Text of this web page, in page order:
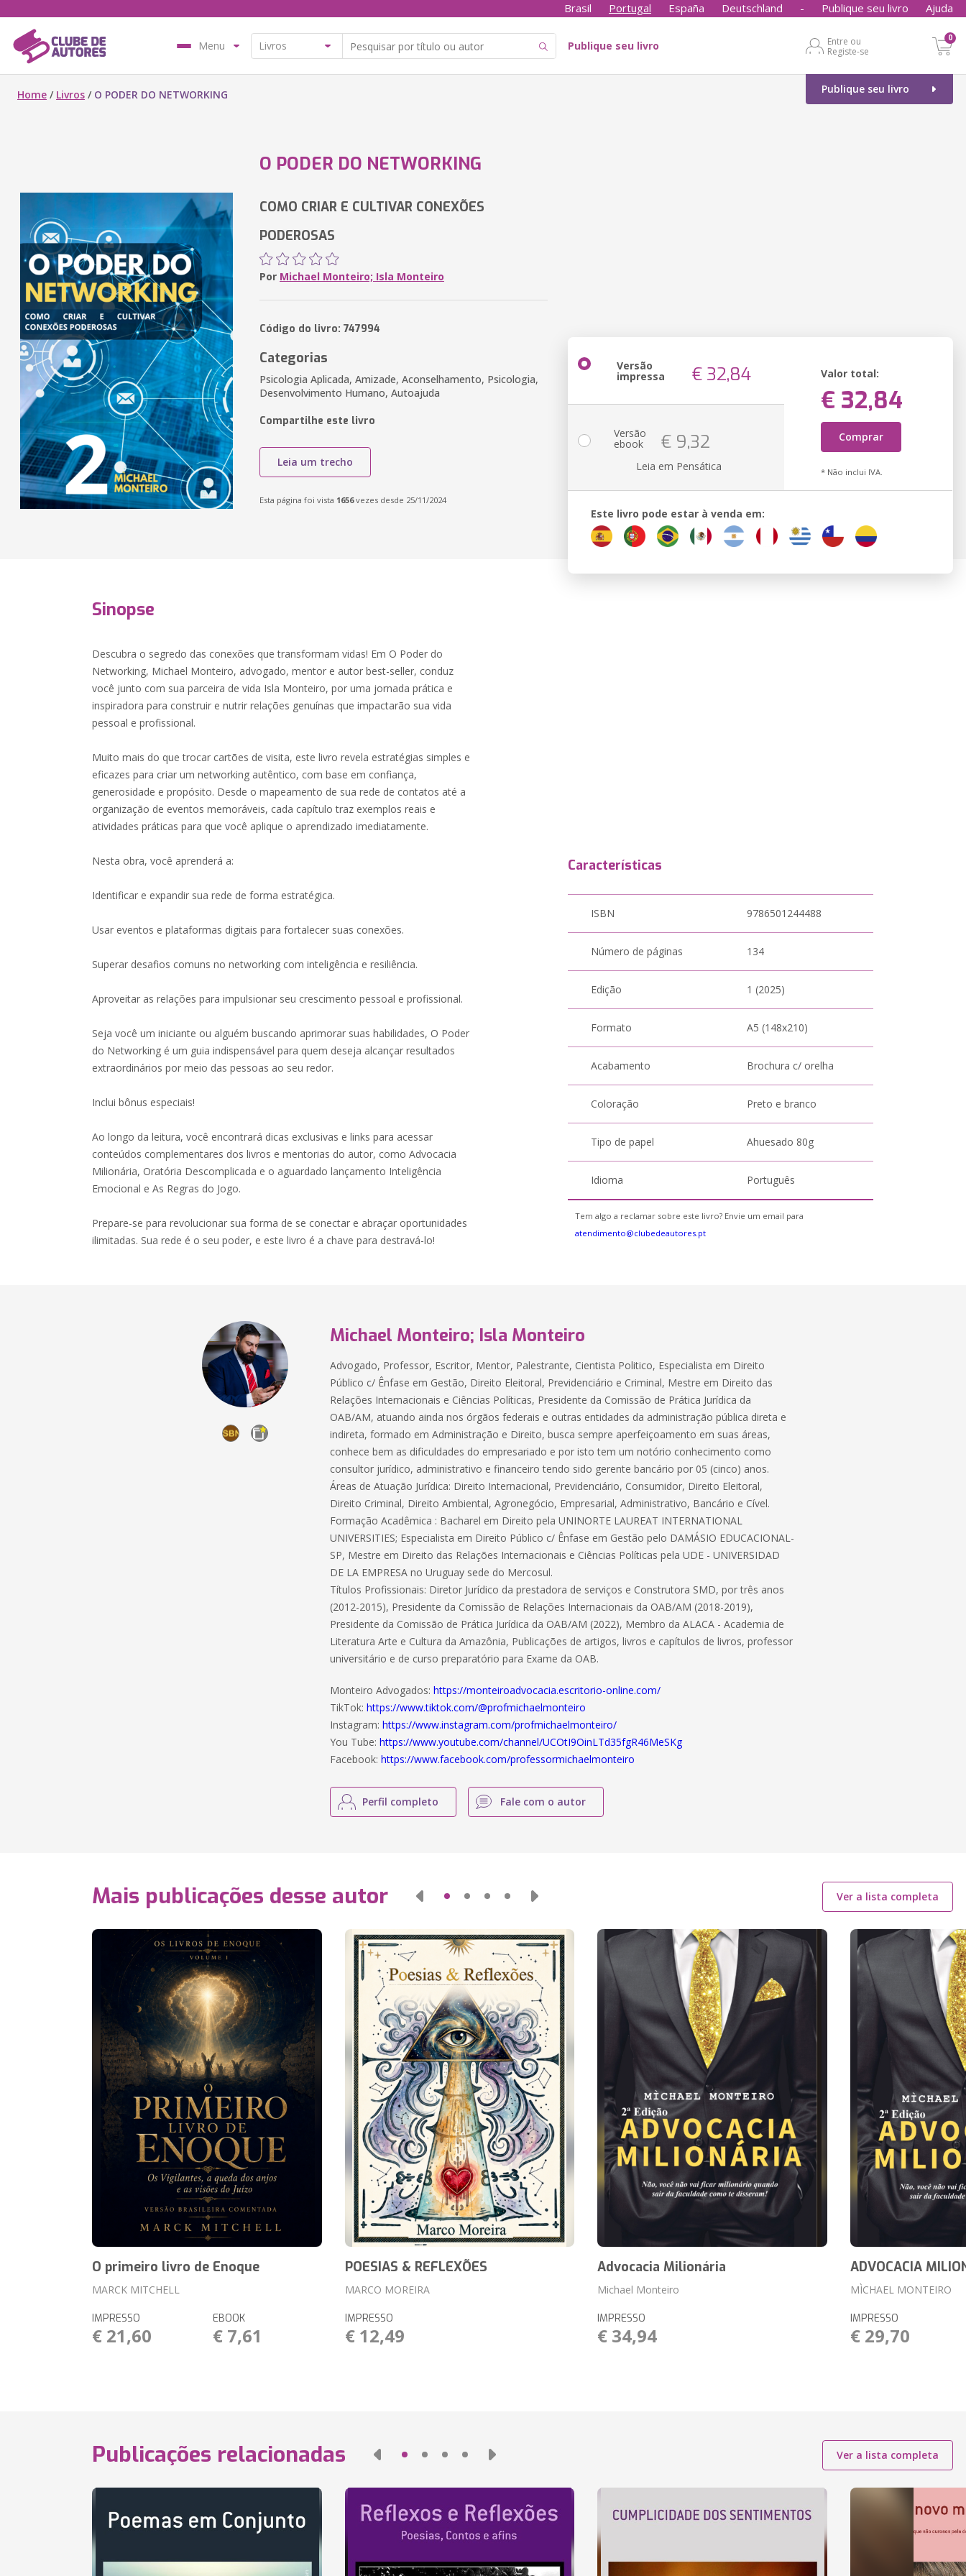
Brasil Portugal España Deutschland - Publique seu livro Ajuda
Menu Publique seu livro
Entre ou
Registe-se
0
Publique seu livro
Home / Livros / O PODER DO NETWORKING
O PODER DO NETWORKING
COMO CRIAR E CULTIVAR CONEXÕES
PODEROSAS
Por Michael Monteiro; Isla Monteiro
Código do livro: 747994
Categorias
Psicologia Aplicada, Amizade, Aconselhamento, Psicologia,
Desenvolvimento Humano, Autoajuda
Compartilhe este livro
Leia um trecho
Esta página foi vista 1656vezes desde 25/11/2024
Versão
impressa € 32,84 Valor total:
€ 32,84
Comprar
* Não inclui IVA.
Versão
ebook € 9,32
Leia em Pensática
Este livro pode estar à venda em:
Sinopse
Descubra o segredo das conexões que transformam vidas! Em O Poder do
Networking, Michael Monteiro, advogado, mentor e autor best-seller, conduz
você junto com sua parceira de vida Isla Monteiro, por uma jornada prática e
inspiradora para construir e nutrir relações genuínas que impactarão sua vida
pessoal e profissional.
Muito mais do que trocar cartões de visita, este livro revela estratégias simples e
eficazes para criar um networking autêntico, com base em confiança,
generosidade e propósito. Desde o mapeamento de sua rede de contatos até a
organização de eventos memoráveis, cada capítulo traz exemplos reais e
atividades práticas para que você aplique o aprendizado imediatamente.
Nesta obra, você aprenderá a:
Identificar e expandir sua rede de forma estratégica.
Usar eventos e plataformas digitais para fortalecer suas conexões.
Superar desafios comuns no networking com inteligência e resiliência.
Aproveitar as relações para impulsionar seu crescimento pessoal e profissional.
Seja você um iniciante ou alguém buscando aprimorar suas habilidades, O Poder
do Networking é um guia indispensável para quem deseja alcançar resultados
extraordinários por meio das pessoas ao seu redor.
Inclui bônus especiais!
Ao longo da leitura, você encontrará dicas exclusivas e links para acessar
conteúdos complementares dos livros e mentorias do autor, como Advocacia
Milionária, Oratória Descomplicada e o aguardado lançamento Inteligência
Emocional e As Regras do Jogo.
Prepare-se para revolucionar sua forma de se conectar e abraçar oportunidades
ilimitadas. Sua rede é o seu poder, e este livro é a chave para destravá-lo!
Características
ISBN 9786501244488
Número de páginas 134
Edição 1 (2025)
Formato A5 (148x210)
Acabamento Brochura c/ orelha
Coloração Preto e branco
Tipo de papel Ahuesado 80g
Idioma Português
Tem algo a reclamar sobre este livro? Envie um email para
atendimento@clubedeautores.pt
Michael Monteiro; Isla Monteiro
Advogado, Professor, Escritor, Mentor, Palestrante, Cientista Politico, Especialista em Direito
Público c/ Ênfase em Gestão, Direito Eleitoral, Previdenciário e Criminal, Mestre em Direito das
Relações Internacionais e Ciências Políticas, Presidente da Comissão de Prática Jurídica da
OAB/AM, atuando ainda nos órgãos federais e outras entidades da administração pública direta e
indireta, formado em Administração e Direito, busca sempre aperfeiçoamento em suas áreas,
conhece bem as dificuldades do empresariado e por isto tem um notório conhecimento como
consultor jurídico, administrativo e financeiro tendo sido gerente bancário por 05 (cinco) anos.
Áreas de Atuação Jurídica: Direito Internacional, Previdenciário, Consumidor, Direito Eleitoral,
Direito Criminal, Direito Ambiental, Agronegócio, Empresarial, Administrativo, Bancário e Cível.
Formação Acadêmica : Bacharel em Direito pela UNINORTE LAUREAT INTERNATIONAL
UNIVERSITIES; Especialista em Direito Público c/ Ênfase em Gestão pelo DAMÁSIO EDUCACIONAL-
SP, Mestre em Direito das Relações Internacionais e Ciências Políticas pela UDE - UNIVERSIDAD
DE LA EMPRESA no Uruguay sede do Mercosul.
Títulos Profissionais: Diretor Jurídico da prestadora de serviços e Construtora SMD, por três anos
(2012-2015), Presidente da Comissão de Relações Internacionais da OAB/AM (2018-2019),
Presidente da Comissão de Prática Jurídica da OAB/AM (2022), Membro da ALACA - Academia de
Literatura Arte e Cultura da Amazônia, Publicações de artigos, livros e capítulos de livros, professor
universitário e de curso preparatório para Exame da OAB.
Monteiro Advogados:https://monteiroadvocacia.escritorio-online.com/
TikTok:https://www.tiktok.com/@profmichaelmonteiro
Instagram:https://www.instagram.com/profmichaelmonteiro/
You Tube:https://www.youtube.com/channel/UCOtI9OinLTd35fgR46MeSKg
Facebook:https://www.facebook.com/professormichaelmonteiro
Perfil completo Fale com o autor
Mais publicações desse autor Ver a lista completa
O primeiro livro de Enoque
MARCK MITCHELL
IMPRESSO
€ 21,60
EBOOK
€ 7,61
POESIAS & REFLEXÕES
MARCO MOREIRA
IMPRESSO
€ 12,49
Advocacia Milionária
Michael Monteiro
IMPRESSO
€ 34,94
ADVOCACIA
MÌCHAEL MONTEIRO
IMPRESSO
€ 29,70
Publicações relacionadas Ver a lista completa